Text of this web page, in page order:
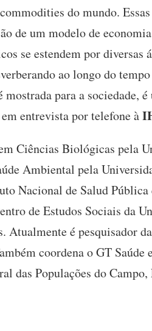
do mundo.
de um modelo de
se estendem por
ao longo do
para a sociedade,
entrevista por telefone à
Ciências Biológicas pela
Ambiental pela
Nacional de Salud
de Estudos Sociais da
Atualmente é pesquisador
coordena o GT
das Populações do Campo,